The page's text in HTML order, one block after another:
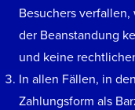
Besuchers
der Beanstandung
und keine
In allen Fällen, in
Zahlungsform als